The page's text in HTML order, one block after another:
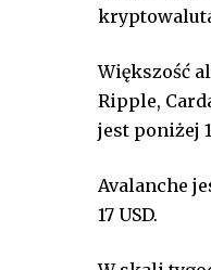
Większość
Ripple,
jest poniżej 1
Avalanche
17 USD.